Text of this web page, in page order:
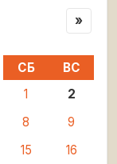
»
СБ
ВС
1
2
8
9
15
16